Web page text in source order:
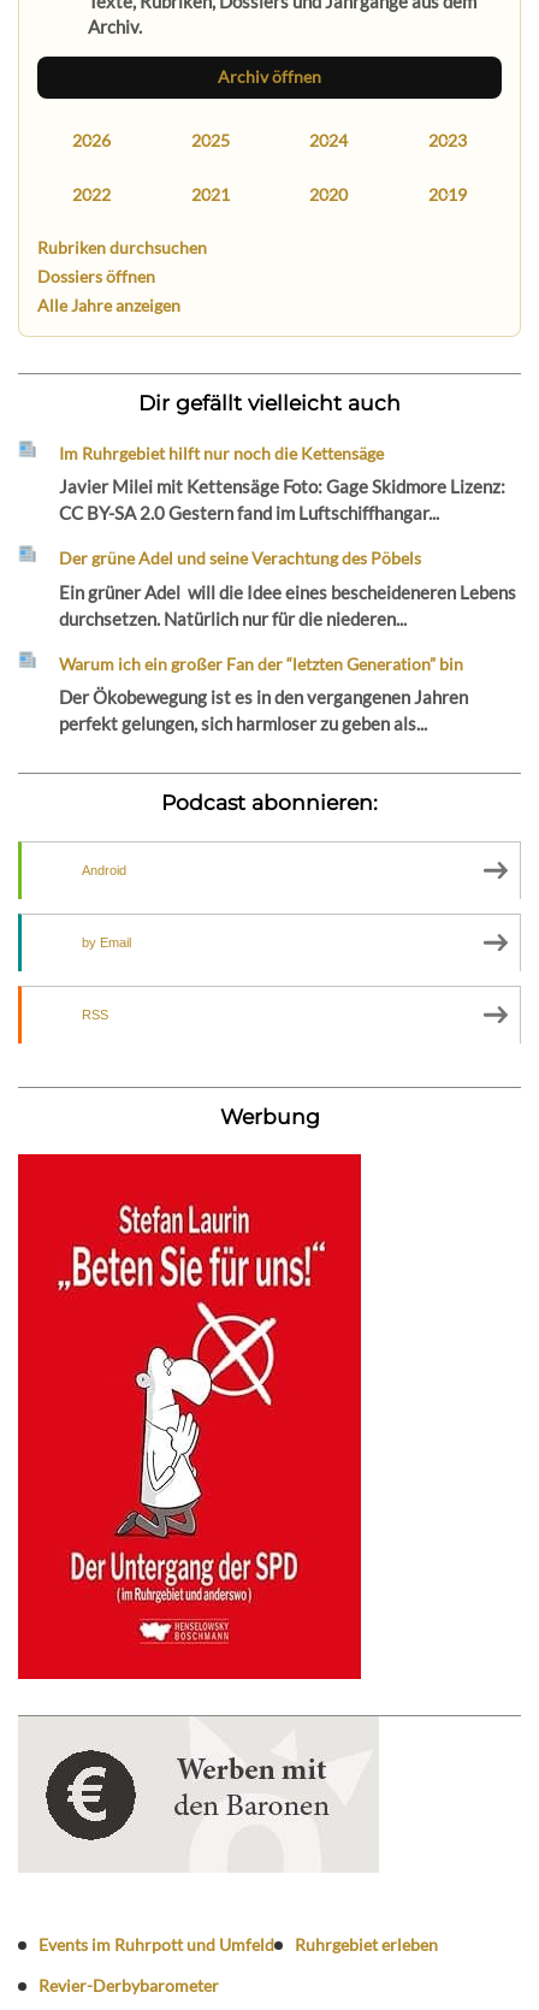
Archiv.
Archiv öffnen
2026 2025 2024 2023
2022 2021 2020 2019
Rubriken durchsuchen
Dossiers öffnen
Alle Jahre anzeigen
Dir gefällt vielleicht auch
Im Ruhrgebiet hilft nur noch die Kettensäge
Javier Milei mit Kettensäge Foto: Gage Skidmore Lizenz:
CC BY-SA 2.0 Gestern fand im Luftschiffhangar...
Der grüne Adel und seine Verachtung des Pöbels
Ein grüner Adel will die Idee eines bescheideneren Lebens
durchsetzen. Natürlich nur für die niederen...
Warum ich ein großer Fan der “letzten Generation” bin
Der Ökobewegung ist es in den vergangenen Jahren
perfekt gelungen, sich harmloser zu geben als...
Podcast abonnieren:
Android
by Email
RSS
Werbung
Events im Ruhrpott und Umfeld
Ruhrgebiet erleben
Revier-Derbybarometer